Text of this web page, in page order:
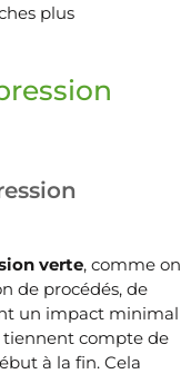
plus
verte, comme on
de procédés, de
un impact minimal
tiennent compte de
à la fin. Cela